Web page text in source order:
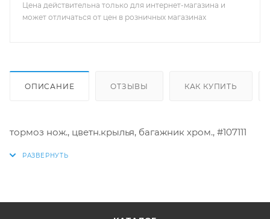
Цена действительна только для интернет-магазина и
может отличаться от цен в розничных магазинах
ОПИСАНИЕ ОТЗЫВЫ КАК КУПИТЬ
тормоз нож., цветн.крылья, багажник хром., #107111